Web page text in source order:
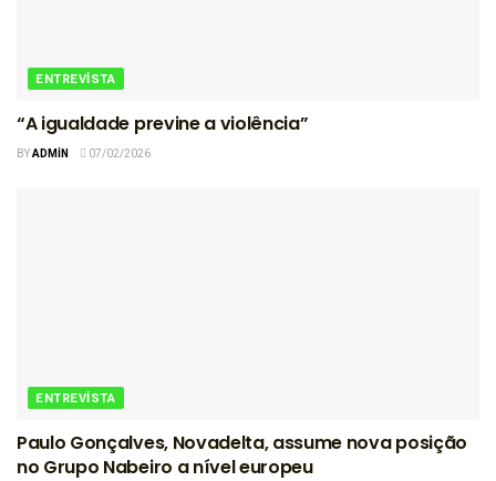
ENTREVISTA
“A igualdade previne a violência”
BYADMIN 07/02/2026
ENTREVISTA
Paulo Gonçalves, Novadelta, assume nova posição
no Grupo Nabeiro a nível europeu